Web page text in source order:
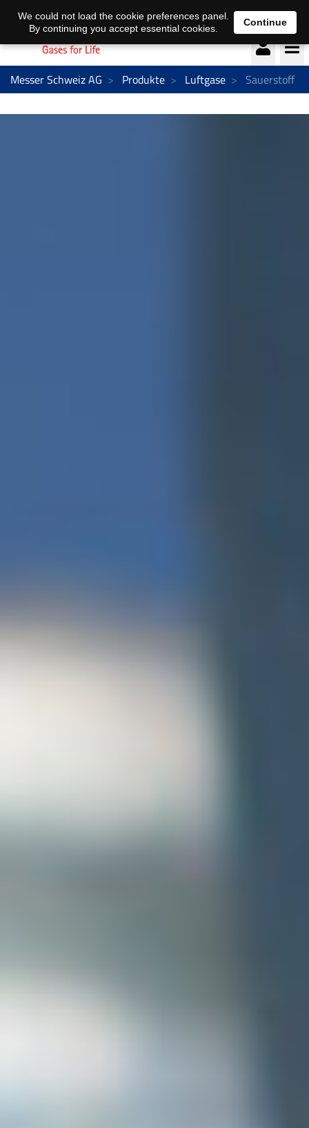
Deutsch français
Messer Schweiz AG Produkte Luftgase Sauerstoff
We could not load the cookie preferences panel.
By continuing you accept essential cookies.
Continue